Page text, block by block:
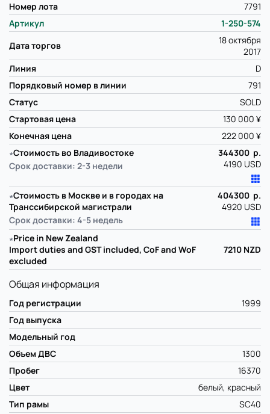
Номер лота
7791
Артикул
1-250-574
Дата торгов
18 октября
2017
Линия
D
Порядковый номер в линии
791
Статус
SOLD
Стартовая цена
130 000 ¥
Конечная цена
222 000 ¥
∗Стоимость во Владивостоке
Срок доставки: 2-3 недели
344300 р.
4190 USD
∗Стоимость в Москве и в городах на
Транссибирской магистрали
Срок доставки: 4-5 недель
404300 р.
4920 USD
∗Price in New Zealand
Import duties and GST included, CoF and WoF
excluded
7210 NZD
Общая информация
Год регистрации
1999
Год выпуска
Модельный год
Объем ДВС
1300
Пробег
16370
Цвет
белый, красный
Тип рамы
SC40